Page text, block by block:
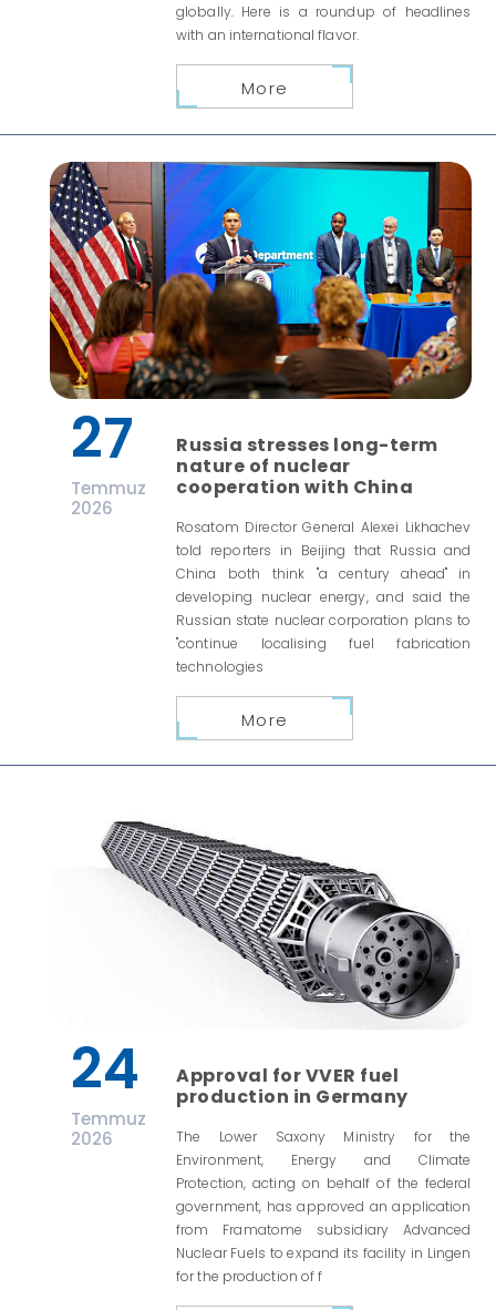
globally. Here is a roundup of headlines
with an international flavor.
More
27
Temmuz
2026
Russia stresses long-term
nature of nuclear
cooperation with China
Rosatom Director General Alexei Likhachev
told reporters in Beijing that Russia and
China both think "a century ahead" in
developing nuclear energy, and said the
Russian state nuclear corporation plans to
"continue localising fuel fabrication
technologies
More
24
Temmuz
2026
Approval for VVER fuel
production in Germany
The Lower Saxony Ministry for the
Environment, Energy and Climate
Protection, acting on behalf of the federal
government, has approved an application
from Framatome subsidiary Advanced
Nuclear Fuels to expand its facility in Lingen
for the production of f